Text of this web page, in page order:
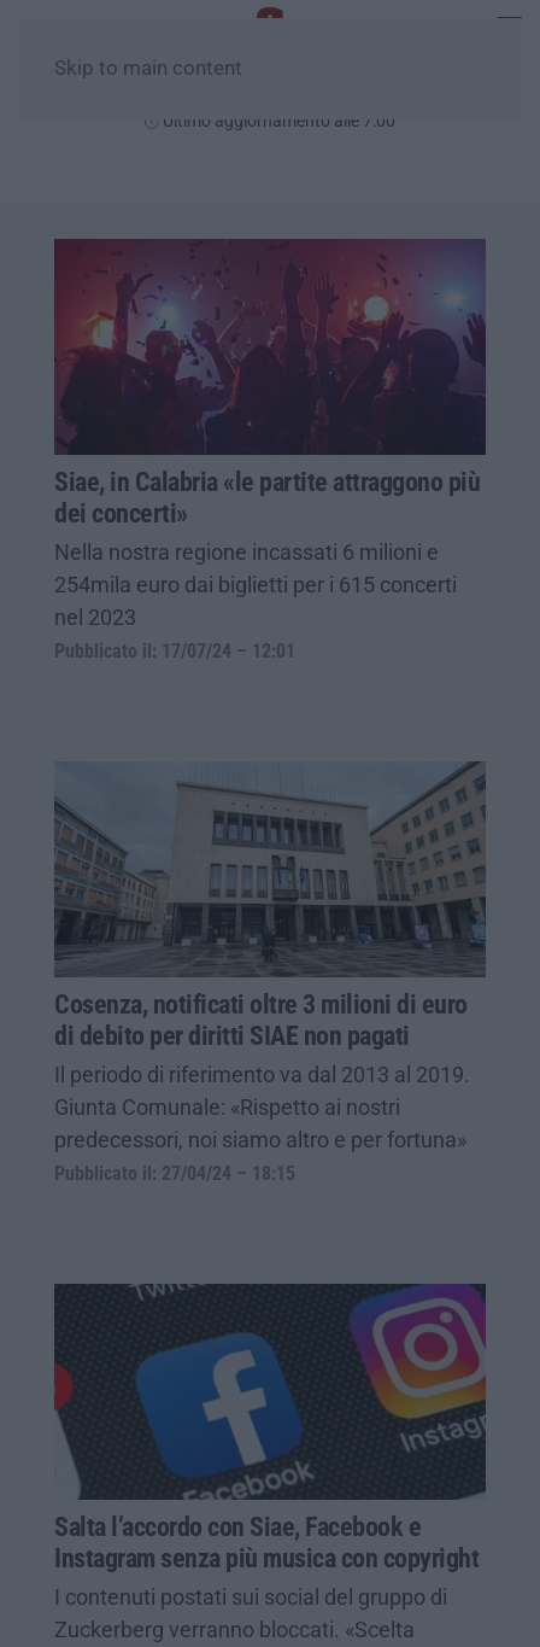
Skip to main content
Ultimo aggiornamento alle 7:00
Siae, in Calabria «le partite attraggono più
dei concerti»
Nella nostra regione incassati 6 milioni e
254mila euro dai biglietti per i 615 concerti
nel 2023
Pubblicato il: 17/07/24 – 12:01
Cosenza, notificati oltre 3 milioni di euro
di debito per diritti SIAE non pagati
Il periodo di riferimento va dal 2013 al 2019.
Giunta Comunale: «Rispetto ai nostri
predecessori, noi siamo altro e per fortuna»
Pubblicato il: 27/04/24 – 18:15
Salta l’accordo con Siae, Facebook e
Instagram senza più musica con copyright
I contenuti postati sui social del gruppo di
Zuckerberg verranno bloccati. «Scelta